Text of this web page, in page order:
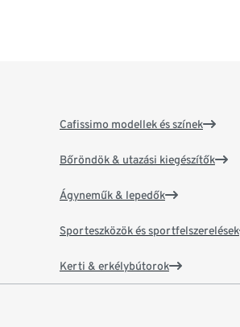
Cafissimo modellek és színek
Bőröndök & utazási kiegészítők
Ágyneműk & lepedők
Sporteszközök és sportfelszerelések
Kerti & erkélybútorok